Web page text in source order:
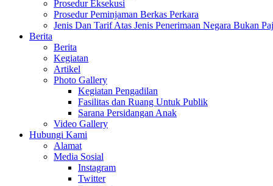
Prosedur Eksekusi
Prosedur Peminjaman Berkas Perkara
Jenis Dan Tarif Atas Jenis Penerimaan Negara Bukan
Berita
Berita
Kegiatan
Artikel
Photo Gallery
Kegiatan Pengadilan
Fasilitas dan Ruang Untuk Publik
Sarana Persidangan Anak
Video Gallery
Hubungi Kami
Alamat
Media Sosial
Instagram
Twitter